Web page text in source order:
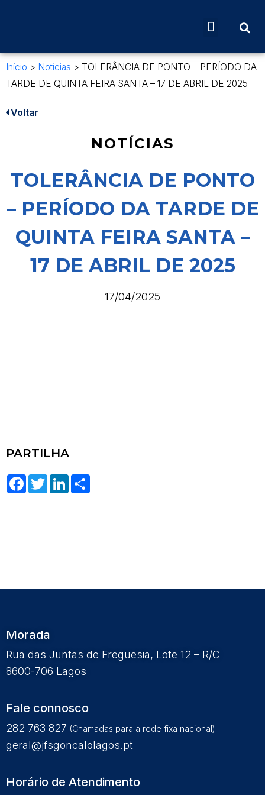
Início > Notícias > TOLERÂNCIA DE PONTO – PERÍODO DA
TARDE DE QUINTA FEIRA SANTA – 17 DE ABRIL DE 2025
Voltar
NOTÍCIAS
TOLERÂNCIA DE PONTO
– PERÍODO DA TARDE DE
QUINTA FEIRA SANTA –
17 DE ABRIL DE 2025
17/04/2025
PARTILHA
Facebook
TwitterLinkedIn
Morada
Rua das Juntas de Freguesia, Lote 12 – R/C
8600-706 Lagos
Fale connosco
282 763 827 (Chamadas para a rede fixa nacional)
geral@jfsgoncalolagos.pt
Horário de Atendimento